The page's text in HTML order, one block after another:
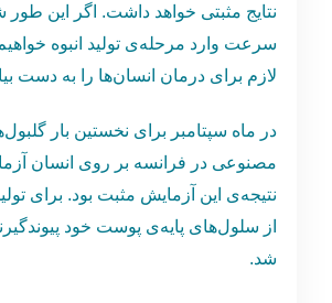
نتایج مثبتی خواهد داشت. اگر این
سرعت وارد مرحله‌ی تولید انبوه
لازم برای درمان انسا‌ن‌ها را به دست
در ماه سپتامبر برای نخستین بار
مصنوعی در فرانسه بر روی انسان
نتیجه‌ی این آزمایش مثبت بود. برای
از سلول‌های پایه‌ی پوست خود
شد.